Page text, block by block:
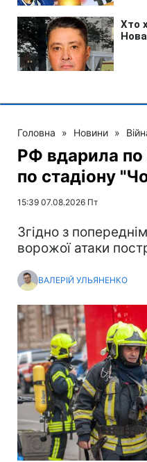
Головна » Новини »
РФ вдарила по
по стадіону
15:39 07.08.2026 Пт
Згідно з
ворожої атаки
ВАЛЕРІЙ УЛЬЯНЕНКО